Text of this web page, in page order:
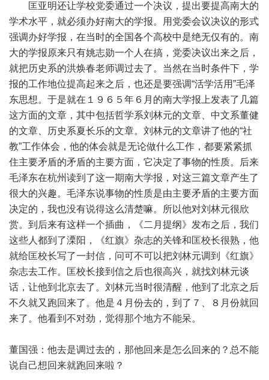
匡亚明还让学校党委通过一个决议，提出要提高南大的
学术水平，就必须办好南大的学报。用党委会议决议的形式
强调办好学报，在当时的全国各个高校中是绝无仅有的。南
大的学报原来只有姚志勋一个人在搞，党委决议出来之后，
就把历史系的洪焕春老师调过去了。当然在当时条件下，学
报的工作地位提高起来之后，也还是要强调“活学活用”毛泽
东思想。于是就在１９６５年６月的南大学报上发表了几篇
这方面的文章，其中包括哲学系刘林元的文章、中文系董健
的文章、历史系夏长乐的文章。刘林元的文章讲了他的“社
教”工作体会，他的体会就是无论做什么工作，都要紧紧抓
住主要矛盾的矛盾的主要方面，它决定了事物的性质。后来
毛泽东在杭州读到了这一期南大学报，对这三篇文章产生了
很大的兴趣。毛泽东说事物的性质是由主要矛盾的主要方面
决定的，我也没有说得这么清楚嘛。所以他对刘林元很欣
赏。到后来有这样一个插曲，《二月提纲》发布之后，我们
这些人都到了溧阳，《红旗》杂志的关锋和匡校长很熟，他
就给匡校长写了一封信，问可不可以把刘林元调到《红旗》
杂志去工作。匡校长接到信之后也很高兴，就找刘林元谈
话，让他到北京去了。刘林元当时很清醒，他到了北京之后
不久就又跑回来了。他是４月份去的，到了７、８月份就回
来了。他看到不对劲，觉得那个地方不能呆。
董国强：他去是调过去的，那他回来是怎么回来的？总不能
说自己想回来就跑回来啦？